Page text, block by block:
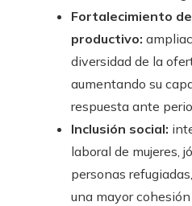
Fortalecimiento
productivo:
diversidad de la
aumentando su
respuesta ante
Inclusión social:
laboral de mujeres,
personas
una mayor